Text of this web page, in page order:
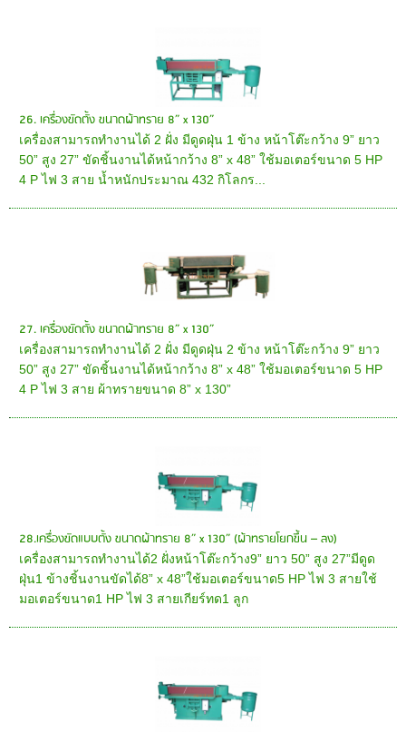
26. เครื่องขัดตั้ง ขนาดผ้าทราย 8” x 130”
เครื่องสามารถทำงานได้ 2 ฝั่ง มีดูดฝุ่น 1 ข้าง หน้าโต๊ะกว้าง 9” ยาว
50” สูง 27” ขัดชิ้นงานได้หน้ากว้าง 8” x 48” ใช้มอเตอร์ขนาด 5 HP
4 P ไฟ 3 สาย น้ำหนักประมาณ 432 กิโลกร...
27. เครื่องขัดตั้ง ขนาดผ้าทราย 8” x 130”
เครื่องสามารถทำงานได้ 2 ฝั่ง มีดูดฝุ่น 2 ข้าง หน้าโต๊ะกว้าง 9” ยาว
50” สูง 27” ขัดชิ้นงานได้หน้ากว้าง 8” x 48” ใช้มอเตอร์ขนาด 5 HP
4 P ไฟ 3 สาย ผ้าทรายขนาด 8” x 130”
28.เครื่องขัดแบบตั้ง ขนาดผ้าทราย 8” x 130” (ผ้าทรายโยกขึ้น – ลง)
เครื่องสามารถทำงานได้2 ฝั่งหน้าโต๊ะกว้าง9” ยาว 50” สูง 27”มีดูด
ฝุ่น1 ข้างชิ้นงานขัดได้8” x 48”ใช้มอเตอร์ขนาด5 HP ไฟ 3 สายใช้
มอเตอร์ขนาด1 HP ไฟ 3 สายเกียร์ทด1 ลูก